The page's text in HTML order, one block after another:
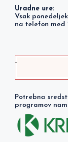
Uradne ure:
Vsak
na telefon med
Potrebna
programov